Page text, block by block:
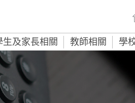
生及家長相關 教師相關 學